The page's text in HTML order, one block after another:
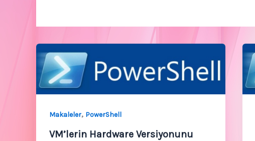
Makaleler, PowerShell
VM’lerin Hardware Versiyonunu